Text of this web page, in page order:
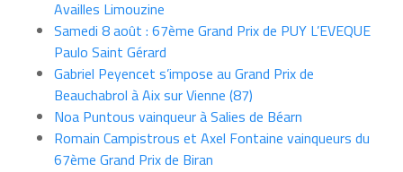
Availles Limouzine
Samedi 8 août : 67ème Grand Prix de PUY L’EVEQUE
Paulo Saint Gérard
Gabriel Peyencet s’impose au Grand Prix de
Beauchabrol à Aix sur Vienne (87)
Noa Puntous vainqueur à Salies de Béarn
Romain Campistrous et Axel Fontaine vainqueurs du
67ème Grand Prix de Biran